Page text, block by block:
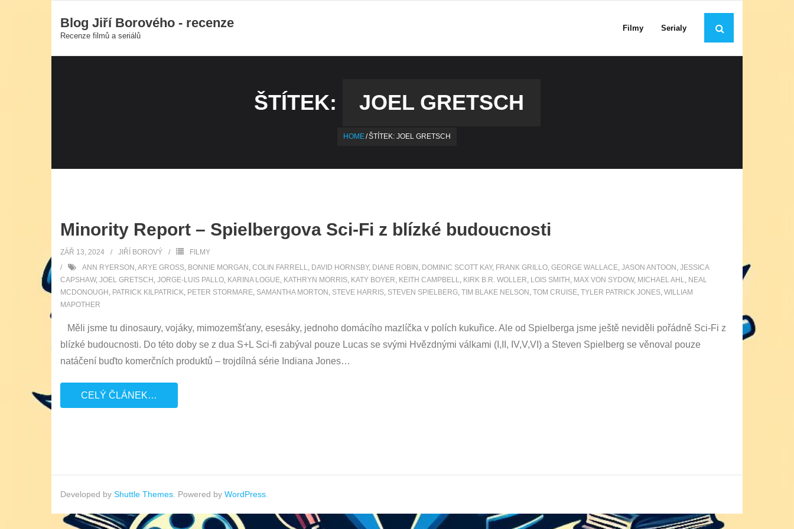
content
Blog Jiří Borového - recenze
Recenze filmů a seriálů
Filmy Serialy
ŠTÍTEK: JOEL GRETSCH
HOME/ŠTÍTEK: JOEL GRETSCH
Minority Report – Spielbergova Sci-Fi z blízké budoucnosti
ZÁŘ 13, 2024 JIŘÍ BOROVÝ
FILMY
ANN RYERSON ,ARYE GROSS, BONNIE MORGAN , COLIN FARRELL, DAVID HORNSBY, DIANE ROBIN , DOMINIC SCOTT KAY, FRANK GRILLO, GEORGE WALLACE, JASON ANTOON , JESSICA
CAPSHAW, JOEL GRETSCH , JORGE-LUIS PALLO, KARINA LOGUE, KATHRYN MORRIS, KATY BOYER, KEITH CAMPBELL, KIRK B.R. WOLLER, LOIS SMITH , MAX VON SYDOW, MICHAEL AHL, NEAL
MCDONOUGH , PATRICK KILPATRICK, PETER STORMARE, SAMANTHA MORTON , STEVE HARRIS, STEVEN SPIELBERG, TIM BLAKE NELSON , TOM CRUISE, TYLER PATRICK JONES, WILLIAM
MAPOTHER
Měli jsme tu dinosaury, vojáky, mimozemšťany, esesáky, jednoho domácího mazlíčka v polích kukuřice. Ale od Spielberga jsme ještě neviděli pořádně Sci-Fi z
blízké budoucnosti. Do této doby se z dua S+L Sci-fi zabýval pouze Lucas se svými Hvězdnými válkami (I,II, IV,V,VI) a Steven Spielberg se věnoval pouze
natáčení buďto komerčních produktů – trojdílná série Indiana Jones…
CELÝ ČLÁNEK…
Developed by Shuttle Themes . Powered by WordPress